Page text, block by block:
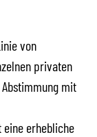
von
privaten
mit
eine erhebliche